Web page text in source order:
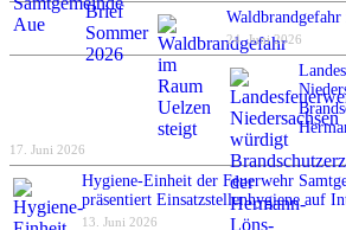
24. Juni 2026
17. Juni 2026
Hygiene-Einheit der Feuerwehr
präsentiert Einsatzstellenhygiene auf
13. Juni 2026